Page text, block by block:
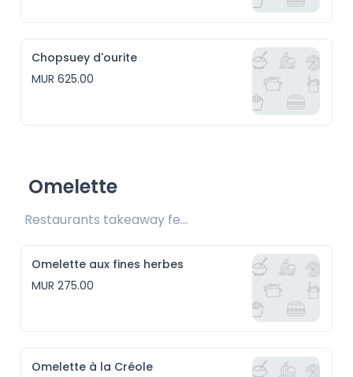
Chopsuey d'ourite
MUR 625.00
Omelette
Restaurants takeaway fee Rs25 included
Omelette aux fines herbes
MUR 275.00
Omelette à la Créole